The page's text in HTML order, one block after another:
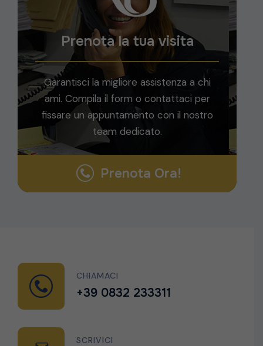
Prenota la tua visita
Garantisci la migliore assistenza a chi
ami. Compila il form o contattaci per
fissare un appuntamento con il nostro
team dedicato.
Prenota Ora!
CHIAMACI
+39 0832 233311
SCRIVICI